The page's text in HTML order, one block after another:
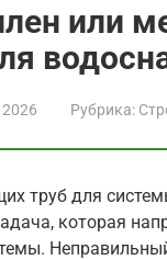
или
Рубрика:
труб для
которая